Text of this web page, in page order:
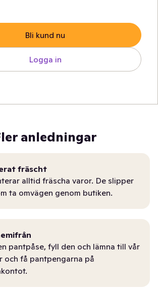
Bli kund nu
Logga in
anledningar
fräscht
alltid fräscha varor. De slipper
ta omvägen genom butiken.
pantpåse, fyll den och lämna till vår
och få pantpengarna på